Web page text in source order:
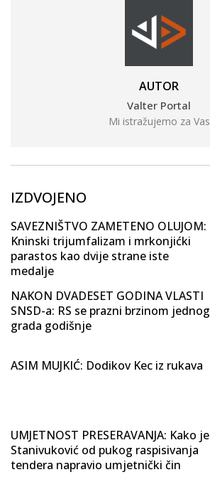
AUTOR
Valter Portal
Mi istražujemo za Vas
IZDVOJENO
SAVEZNIŠTVO ZAMETENO OLUJOM:
Kninski trijumfalizam i mrkonjićki
parastos kao dvije strane iste
medalje
NAKON DVADESET GODINA VLASTI
SNSD-a: RS se prazni brzinom jednog
grada godišnje
ASIM MUJKIĆ: Dodikov Kec iz rukava
UMJETNOST PRESERAVANJA: Kako je
Stanivuković od pukog raspisivanja
tendera napravio umjetnički čin